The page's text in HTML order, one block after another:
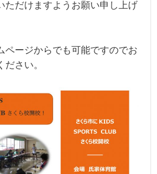
ただけますようお願い申し上げ
ページからでも可能ですのでお
さい。